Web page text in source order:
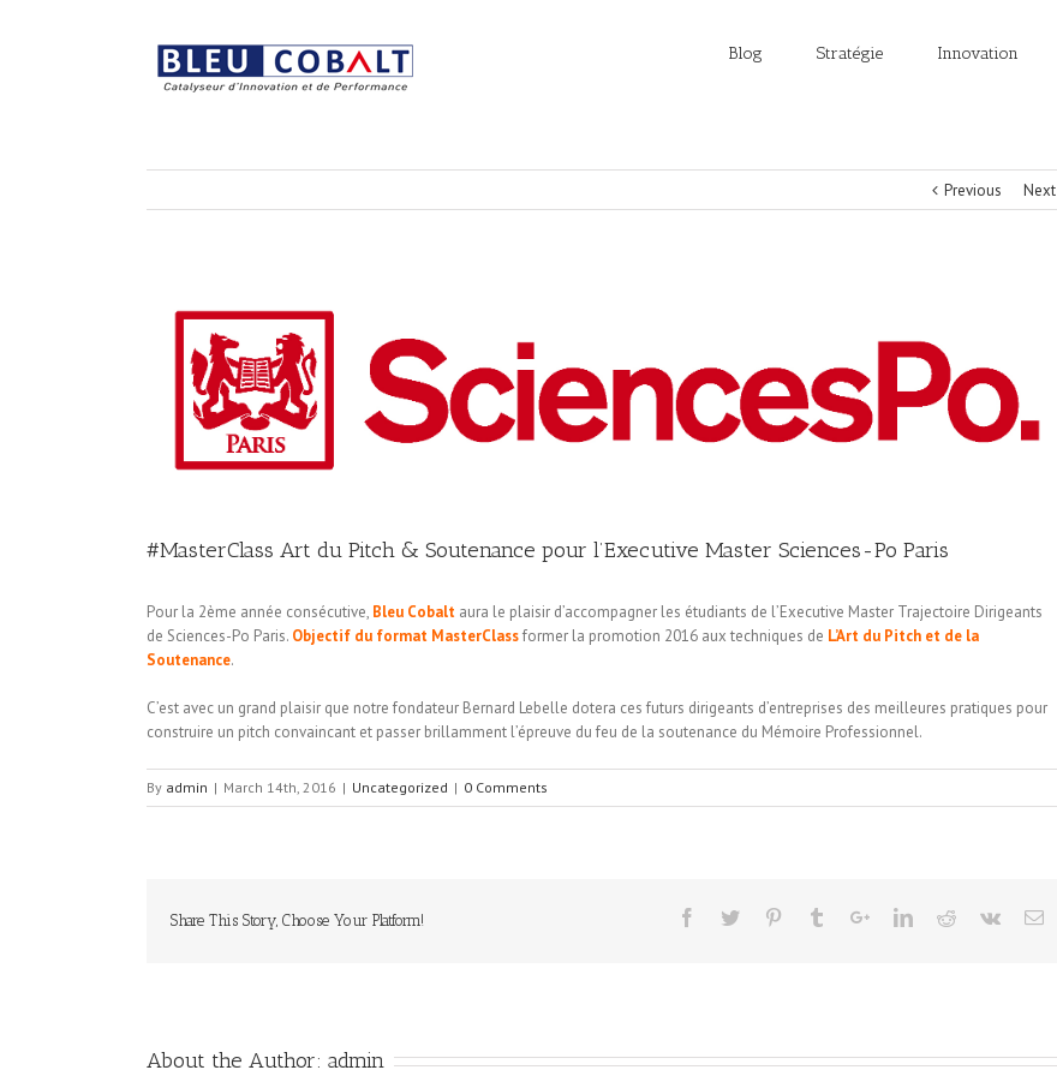
Blog Stratégie Innovation
Previous Next
#MasterClass Art du Pitch & Soutenance pour l’Executive Master Sciences-Po Paris
Pour la 2ème année consécutive, Bleu Cobalt aura le plaisir d’accompagner les étudiants de l’Executive Master Trajectoire Dirigeants
de Sciences-Po Paris. Objectif du format MasterClassformer la promotion 2016 aux techniques de L’Art du Pitch et de la
Soutenance.
C’est avec un grand plaisir que notre fondateur Bernard Lebelle dotera ces futurs dirigeants d’entreprises des meilleures pratiques pour
construire un pitch convaincant et passer brillamment l’épreuve du feu de la soutenance du Mémoire Professionnel.
By admin | March 14th, 2016 | Uncategorized | 0 Comments
Share This Story, Choose Your Platform!
About the Author: admin